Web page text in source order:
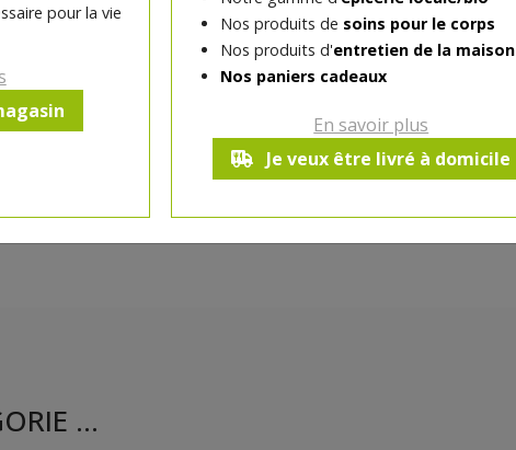
pour la vie
Nos produits de soins pour le corps
Nos produits d'entretien de la maison
Nos paniers cadeaux
En savoir plus
Je veux être livré à domicile
Ce produit est indisponible pour le moment.
...